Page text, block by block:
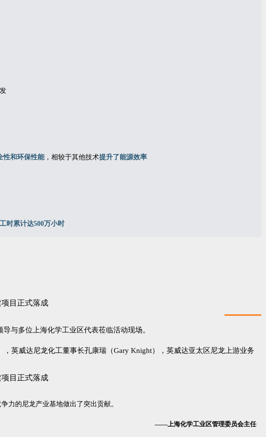
性和环保性能，相较于其他技术提升了能源效率
时累计达500万小时
与多位上海化学工业区代表莅临活动现场。
英威达尼龙化工董事长孔康瑞（Gary Knight），英威达亚太区尼龙上游业务
力的尼龙产业基地做出了突出贡献。
——上海化学工业区管理委员会主任